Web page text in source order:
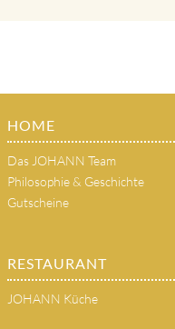
HOME
Das JOHANN Team
Philosophie & Geschichte
Gutscheine
RESTAURANT
JOHANN Küche